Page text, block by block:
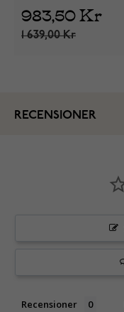
983,50 Kr
1 639,00 Kr
RECENSIONER
Recensioner